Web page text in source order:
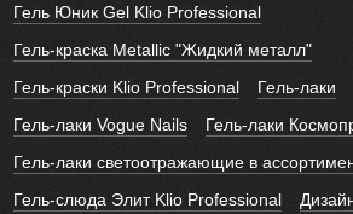
Гель Юник Gel Klio Professional
Гель-краска Metallic "Жидкий металл"
Гель-краски Klio Professional
Гель-лаки
Гель-лаки Vogue Nails
Гель-лаки
Гель-лаки светоотражающие в
Гель-слюда Элит Klio Professional